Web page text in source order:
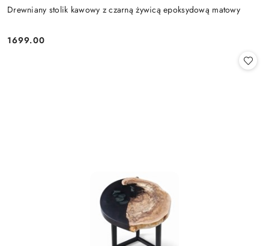
Drewniany stolik kawowy z czarną żywicą epoksydową matowy
Cena:
1699.00